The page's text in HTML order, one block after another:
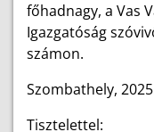
főhadnagy, a Vas
Igazgatóság
számon.
Szombathely,
Tisztelettel: